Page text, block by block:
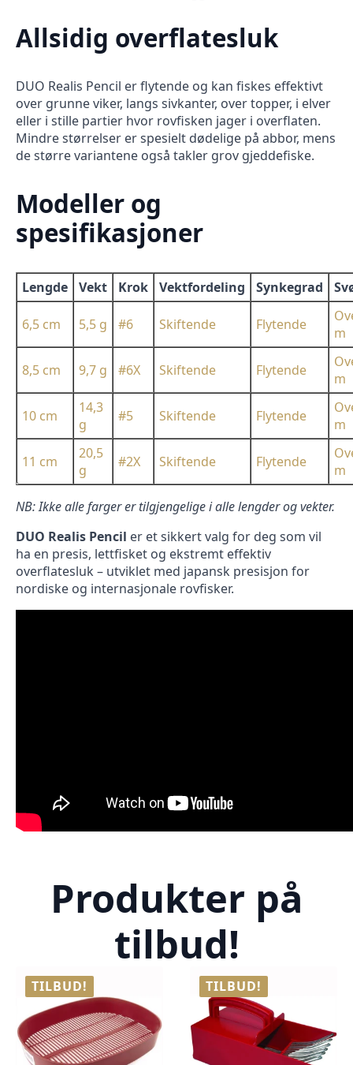
Allsidig overflatesluk
DUO Realis Pencil er flytende og kan fiskes effektivt
over grunne viker, langs sivkanter, over topper, i elver
eller i stille partier hvor rovfisken jager i overflaten.
Mindre størrelser er spesielt dødelige på abbor, mens
de større variantene også takler grov gjeddefiske.
Modeller og
spesifikasjoner
Lengde Vekt Krok Vektfordeling Synkegrad
6,5 cm 5,5 g #6 Skiftende Flytende
m
8,5 cm 9,7 g #6X Skiftende Flytende
m
10 cm
14,3
g
#5 Skiftende Flytende
m
11 cm
20,5
g
#2X Skiftende Flytende
m
NB: Ikke alle farger er tilgjengelige i alle lengder og vekter.
DUO Realis Pencil er et sikkert valg for deg som vil
ha en presis, lettfisket og ekstremt effektiv
overflatesluk – utviklet med japansk presisjon for
nordiske og internasjonale rovfisker.
Produkter på
tilbud!
TILBUD! TILBUD!